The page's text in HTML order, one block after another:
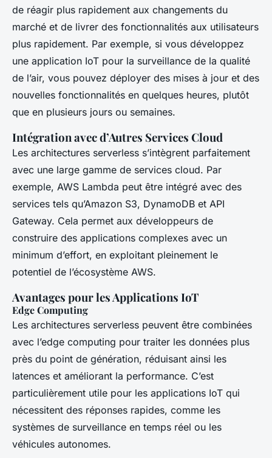
de réagir plus rapidement aux changements du
marché et de livrer des fonctionnalités aux utilisateurs
plus rapidement. Par exemple, si vous développez
une application IoT pour la surveillance de la qualité
de l’air, vous pouvez déployer des mises à jour et des
nouvelles fonctionnalités en quelques heures, plutôt
que en plusieurs jours ou semaines.
Intégration avec d’Autres Services Cloud
Les architectures serverless s’intègrent parfaitement
avec une large gamme de services cloud. Par
exemple, AWS Lambda peut être intégré avec des
services tels qu’Amazon S3, DynamoDB et API
Gateway. Cela permet aux développeurs de
construire des applications complexes avec un
minimum d’effort, en exploitant pleinement le
potentiel de l’écosystème AWS.
Avantages pour les Applications IoT
Edge Computing
Les architectures serverless peuvent être combinées
avec l’edge computing pour traiter les données plus
près du point de génération, réduisant ainsi les
latences et améliorant la performance. C’est
particulièrement utile pour les applications IoT qui
nécessitent des réponses rapides, comme les
systèmes de surveillance en temps réel ou les
véhicules autonomes.